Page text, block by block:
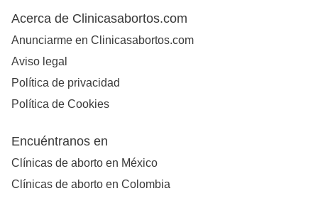
Acerca de Clinicasabortos.com
Anunciarme en Clinicasabortos.com
Aviso legal
Política de privacidad
Política de Cookies
Encuéntranos en
Clínicas de aborto en México
Clínicas de aborto en Colombia